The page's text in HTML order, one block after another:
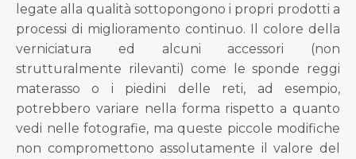
legate alla qualità sottopongono i propri prodotti a
processi di miglioramento continuo. Il colore della
verniciatura ed alcuni accessori (non
strutturalmente rilevanti) come le sponde reggi
materasso o i piedini delle reti, ad esempio,
potrebbero variare nella forma rispetto a quanto
vedi nelle fotografie, ma queste piccole modifiche
non compromettono assolutamente il valore del